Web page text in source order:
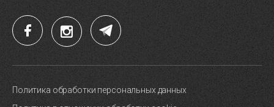
Политика обработки персональных данных